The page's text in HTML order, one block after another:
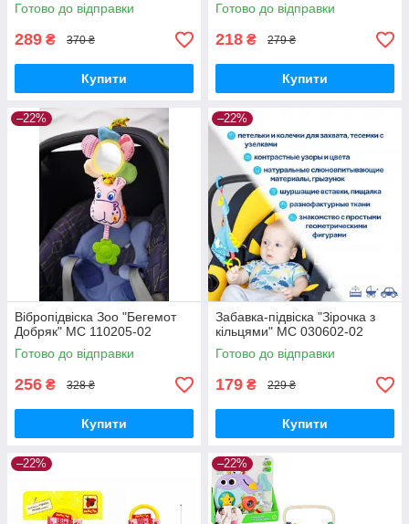
Готово до відправки
289 ₴ 370 ₴
Купити
Готово до відправки
218 ₴ 279 ₴
Купити
–22%
Вібропідвіска Зоо "Бегемот
Добряк" МС 110205-02
Готово до відправки
256 ₴ 328 ₴
Купити
–22%
Забавка-підвіска "Зірочка з
кільцями" МС 030602-02
Готово до відправки
179 ₴ 229 ₴
Купити
–22% –22%